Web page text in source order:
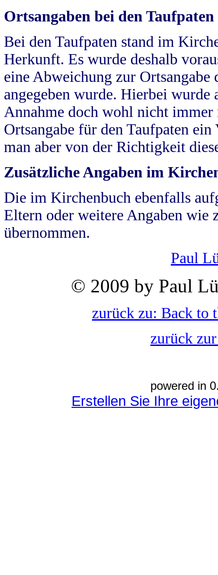
Ortsangaben bei den Taufpaten
Bei den Taufpaten stand im
Herkunft. Es wurde deshalb
eine Abweichung zur
angegeben wurde. Hierbei wurde
Annahme doch wohl nicht
Ortsangabe für den Taufpaten
man aber von der Richtigkeit
Zusätzliche Angaben im
Die im Kirchenbuch ebenfalls
Eltern oder weitere Angaben wie
übernommen.
Paul
© 2009 by Paul
zurück zu: Back to
zurück
powered in
Erstellen Sie Ihre